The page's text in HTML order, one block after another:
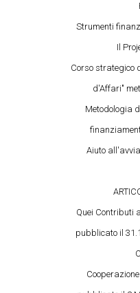
Strumenti
Il
Corso strategico
d'Affari"
Metodologia
Aiuto
Quei Contributi
pubblicato il